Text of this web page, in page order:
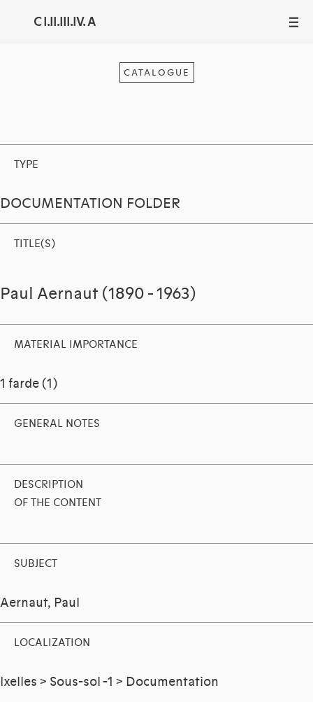
C I.II.III.IV. A III
CATALOGUE
TYPE
DOCUMENTATION FOLDER
TITLE(S)
Paul Aernaut (1890 - 1963)
MATERIAL IMPORTANCE
1 farde (1)
GENERAL NOTES
DESCRIPTION
OF THE CONTENT
SUBJECT
Aernaut, Paul
LOCALIZATION
Ixelles > Sous-sol -1 > Documentation